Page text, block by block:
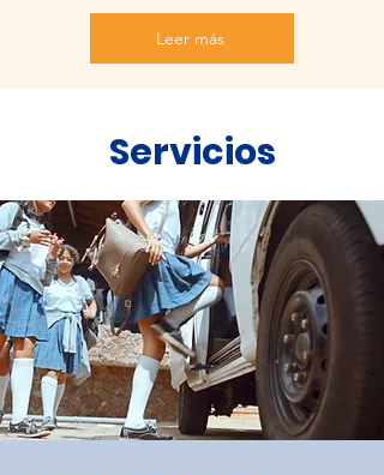
Leer más
Servicios